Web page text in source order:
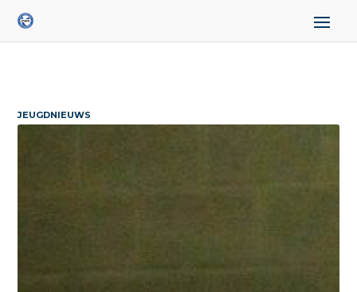
JEUGDNIEUWS